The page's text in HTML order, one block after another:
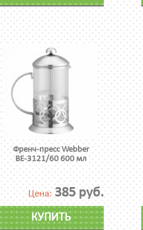
Френч-пресс Webber
ВЕ-3121/60 600 мл
Цена: 385 руб.
КУПИТЬ